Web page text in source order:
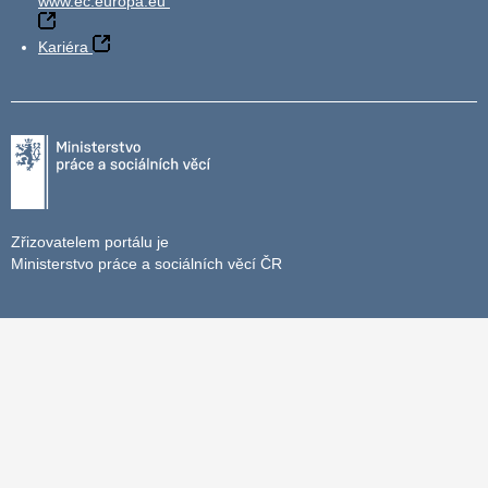
Kariéra
Zřizovatelem portálu je
Ministerstvo práce a sociálních věcí ČR